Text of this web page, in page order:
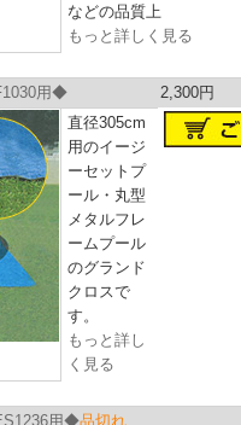
などの品質上
もっと詳しく見る
用◆
2,300円
直径305cm
用のイージ
ーセットプ
ール・丸型
メタルフレ
ームプール
のグランド
クロスで
す。
もっと詳し
く見る
用◆品切れ